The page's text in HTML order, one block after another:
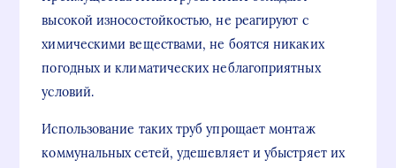
высокой износостойкостью, не реагируют с
химическими веществами, не боятся никаких
погодных и климатических неблагоприятных
условий.
Использование таких труб упрощает монтаж
коммунальных сетей, удешевляет и убыстряет их